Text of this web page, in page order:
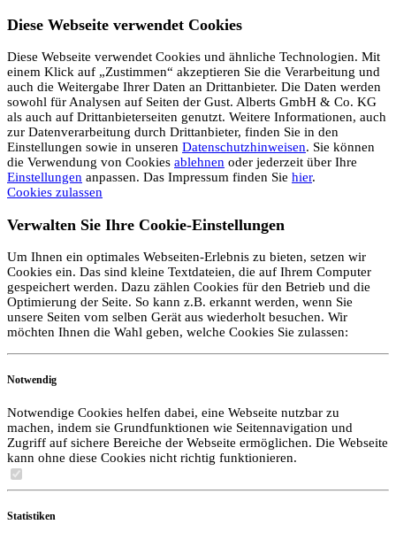
Diese Webseite verwendet Cookies
Diese Webseite verwendet Cookies und ähnliche Technologien. Mit
einem Klick auf „Zustimmen“ akzeptieren Sie die Verarbeitung und
auch die Weitergabe Ihrer Daten an Drittanbieter. Die Daten werden
sowohl für Analysen auf Seiten der Gust. Alberts GmbH & Co. KG
als auch auf Drittanbieterseiten genutzt. Weitere Informationen, auch
zur Datenverarbeitung durch Drittanbieter, finden Sie in den
Einstellungen sowie in unseren Datenschutzhinweisen. Sie können
die Verwendung von Cookies ablehnen oder jederzeit über Ihre
Einstellungen anpassen. Das Impressum finden Sie hier.
Cookies zulassen
Verwalten Sie Ihre Cookie-Einstellungen
Um Ihnen ein optimales Webseiten-Erlebnis zu bieten, setzen wir
Cookies ein. Das sind kleine Textdateien, die auf Ihrem Computer
gespeichert werden. Dazu zählen Cookies für den Betrieb und die
Optimierung der Seite. So kann z.B. erkannt werden, wenn Sie
unsere Seiten vom selben Gerät aus wiederholt besuchen. Wir
möchten Ihnen die Wahl geben, welche Cookies Sie zulassen:
Notwendig
Notwendige Cookies helfen dabei, eine Webseite nutzbar zu
machen, indem sie Grundfunktionen wie Seitennavigation und
Zugriff auf sichere Bereiche der Webseite ermöglichen. Die Webseite
kann ohne diese Cookies nicht richtig funktionieren.
Statistiken